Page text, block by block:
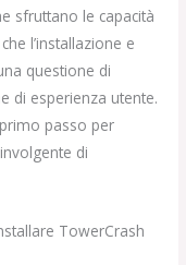
sfruttano le capacità
l’installazione e
questione di
di esperienza utente.
passo per
di
TowerCrash